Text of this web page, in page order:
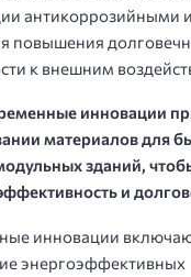
антикоррозийными
повышения
к внешним
инновации
материалов для
зданий,
и
инновации
энергоэффективных